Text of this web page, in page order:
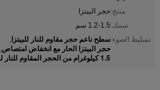
منتج:حجر البيتزا
سمك:1.2-1.5 سم
تسليط الضوء:سطح ناعم حجر مقاوم للنار للبيتزا,
حجر البيتزا الحار مع انخفاض امتصاص,
1.5 كيلوغرام من الحجر المقاوم للنار للبيتزا